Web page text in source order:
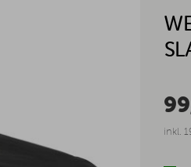
inkl.